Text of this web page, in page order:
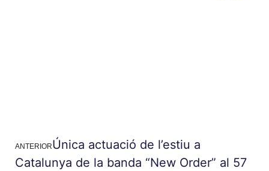
ANTERIORÚnica actuació de l’estiu a
Catalunya de la banda “New Order” al 57